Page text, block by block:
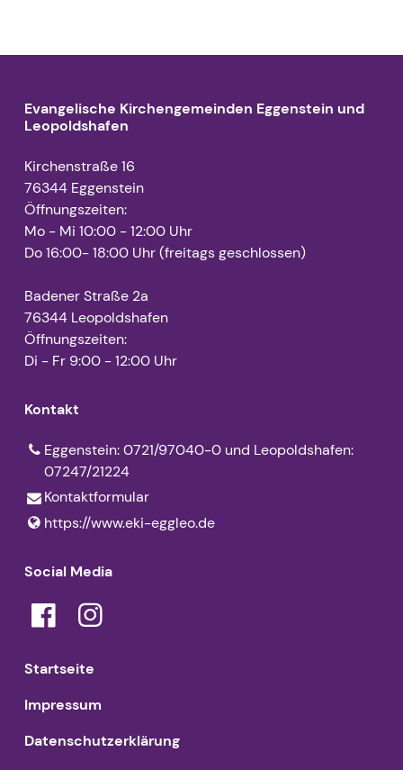
Evangelische Kirchengemeinden Eggenstein und
Leopoldshafen
Kirchenstraße 16
76344 Eggenstein
Öffnungszeiten:
Mo - Mi 10:00 - 12:00 Uhr
Do 16:00- 18:00 Uhr (freitags geschlossen)
Badener Straße 2a
76344 Leopoldshafen
Öffnungszeiten:
Di - Fr 9:00 - 12:00 Uhr
Kontakt
Eggenstein: 0721/97040-0 und Leopoldshafen:
07247/21224
Kontaktformular
https://www.​eki-eggleo.​de
Social Media
Startseite
Impressum
Datenschutzerklärung